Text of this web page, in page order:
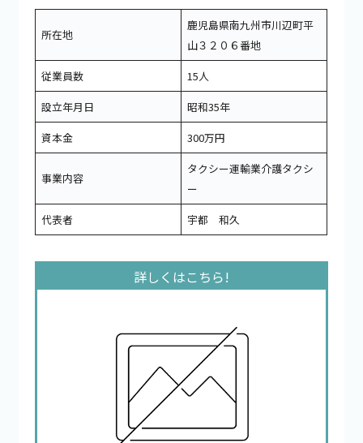
所在地
鹿児島県南九州市川辺町平
山３２０６番地
従業員数
15人
設立年月日
昭和35年
資本金
300万円
事業内容
タクシー運輸業介護タクシ
ー
代表者
宇都 和久